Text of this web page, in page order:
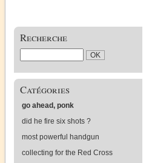
Recherche
Catégories
go ahead, ponk
did he fire six shots ?
most powerful handgun
collecting for the Red Cross